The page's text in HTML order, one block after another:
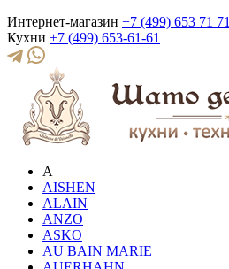
Интернет-магазин +7 (499) 653 71 71
Кухни +7 (499) 653-61-61
A
AISHEN
ALAIN
ANZO
ASKO
AU BAIN MARIE